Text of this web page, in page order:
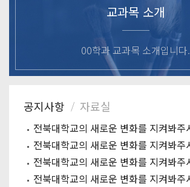
교과목 소개
00학과 교과목 소개입니다.